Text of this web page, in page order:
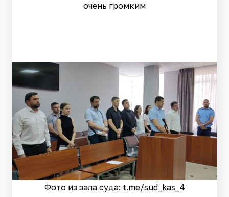
очень громким
Фото из зала суда: t.me/sud_kas_4